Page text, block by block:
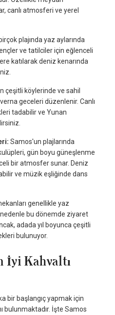
canlı atmosferi ve yerel
plajında yaz aylarında
ve tatilciler için eğlenceli
katılarak deniz kenarında
çeşitli köylerinde ve sahil
geceleri düzenlenir. Canlı
tadabilir ve Yunan
Samos'un plajlarında
gün boyu güneşlenme
bir atmosfer sunar. Deniz
ve müzik eşliğinde dans
genellikle yaz
nedenle bu dönemde ziyaret
adada yıl boyunca çeşitli
bulunuyor.
İyi Kahvaltı
bir başlangıç yapmak için
bulunmaktadır. İşte Samos